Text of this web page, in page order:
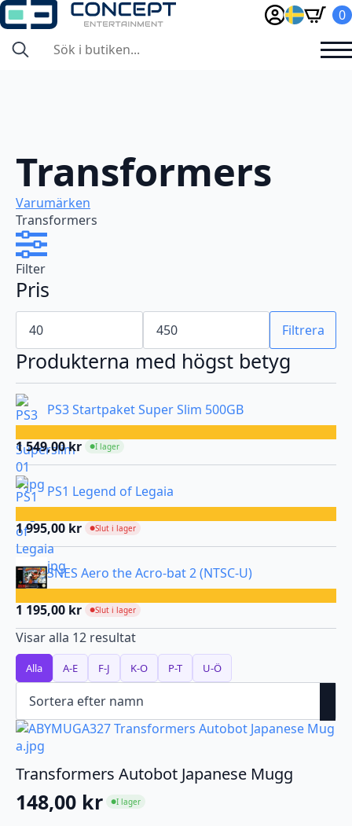
0
for:
Transformers
Varumärken
Transformers
Filter
Pris
Min
pris
Max
pris Filtrera
Produkterna med högst betyg
PS3 Startpaket Super Slim 500GB
1 549,00kr ●I lager
PS1 Legend of Legaia
1 995,00 kr ●Slut i lager
SNES Aero the Acro-bat 2 (NTSC-U)
1 195,00 kr ●Slut i lager
Visar alla 12 resultat
Alla A-E F-J K-O P-T U-Ö
Transformers Autobot Japanese Mugg
148,00 kr ●I lager